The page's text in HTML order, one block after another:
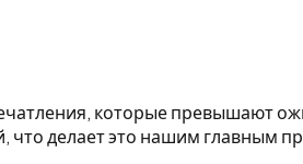
которые превышают
что делает это нашим главным